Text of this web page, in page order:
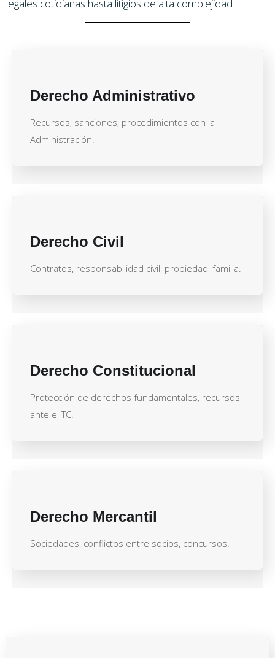
legales cotidianas hasta litigios de alta complejidad.
Derecho Administrativo
Recursos, sanciones, procedimientos con la
Administración.
Derecho Civil
Contratos, responsabilidad civil, propiedad, familia.
Derecho Constitucional
Protección de derechos fundamentales, recursos
ante el TC.
Derecho Mercantil
Sociedades, conflictos entre socios, concursos.